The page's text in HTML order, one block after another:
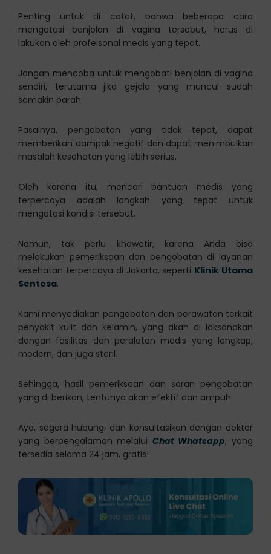
Penting untuk di catat, bahwa beberapa cara
mengatasi benjolan di vagina tersebut, harus di
lakukan oleh profeisonal medis yang tepat.
Jangan mencoba untuk mengobati benjolan di vagina
sendiri, terutama jika gejala yang muncul sudah
semakin parah.
Pasalnya, pengobatan yang tidak tepat, dapat
memberikan dampak negatif dan dapat menimbulkan
masalah kesehatan yang lebih serius.
Oleh karena itu, mencari bantuan medis yang
terpercaya adalah langkah yang tepat untuk
mengatasi kondisi tersebut.
Namun, tak perlu khawatir, karena Anda bisa
melakukan pemeriksaan dan pengobatan di layanan
kesehatan terpercaya di Jakarta, seperti Klinik Utama
Sentosa.
Kami menyediakan pengobatan dan perawatan terkait
penyakit kulit dan kelamin, yang akan di laksanakan
dengan fasilitas dan peralatan medis yang lengkap,
modern, dan juga steril.
Sehingga, hasil pemeriksaan dan saran pengobatan
yang di berikan, tentunya akan efektif dan ampuh.
Ayo, segera hubungi dan konsultasikan dengan dokter
yang berpengalaman melalui Chat Whatsapp, yang
tersedia selama 24 jam, gratis!